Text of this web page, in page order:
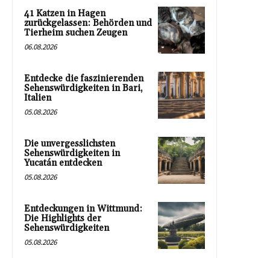
41 Katzen in Hagen
zurückgelassen: Behörden und
Tierheim suchen Zeugen
06.08.2026
Entdecke die faszinierenden
Sehenswürdigkeiten in Bari,
Italien
05.08.2026
Die unvergesslichsten
Sehenswürdigkeiten in
Yucatán entdecken
05.08.2026
Entdeckungen in Wittmund:
Die Highlights der
Sehenswürdigkeiten
05.08.2026